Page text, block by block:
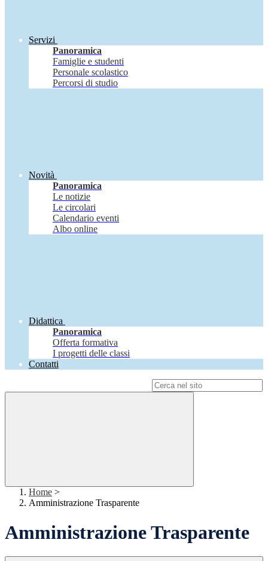
Servizi
Panoramica
Famiglie e studenti
Personale scolastico
Percorsi di studio
Novità
Panoramica
Le notizie
Le circolari
Calendario eventi
Albo online
Didattica
Panoramica
Offerta formativa
I progetti delle classi
Contatti
Home >
Amministrazione Trasparente
Amministrazione Trasparente